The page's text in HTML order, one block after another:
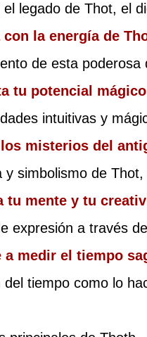
legado de Thot, el
con la energía de
de esta poderosa
tu potencial
intuitivas y
misterios del
y simbolismo de
tu mente y tu
expresión a través
a medir el tiempo
del tiempo como lo